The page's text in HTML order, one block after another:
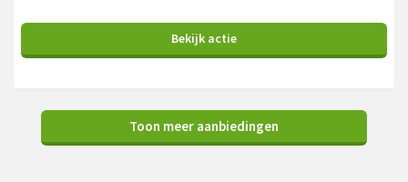
Bekijk actie
Toon meer aanbiedingen